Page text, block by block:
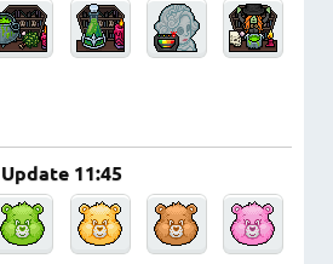
Update 11:45